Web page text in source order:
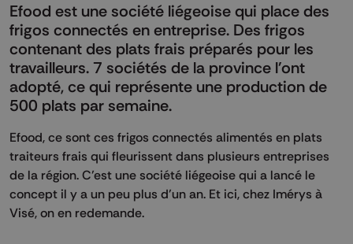
Efood est une société liégeoise qui place des
frigos connectés en entreprise. Des frigos
contenant des plats frais préparés pour les
travailleurs. 7 sociétés de la province l'ont
adopté, ce qui représente une production de
500 plats par semaine.
Efood, ce sont ces frigos connectés alimentés en plats
traiteurs frais qui fleurissent dans plusieurs entreprises
de la région. C’est une société liégeoise qui a lancé le
concept il y a un peu plus d’un an. Et ici, chez Imérys à
Visé, on en redemande.